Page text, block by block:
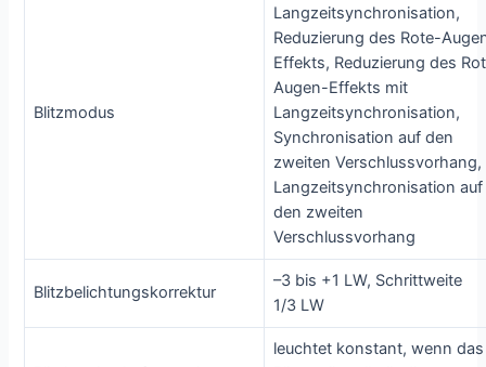
Blitzmodus
Langzeitsynchronisation,
Reduzierung des Rote-
Effekts, Reduzierung des
Augen-Effekts mit
Langzeitsynchronisation,
Synchronisation auf den
zweiten Verschlussvorhang,
Langzeitsynchronisation auf
den zweiten
Verschlussvorhang
Blitzbelichtungskorrektur
–3 bis +1 LW, Schrittweite
1/3 LW
leuchtet konstant, wenn das